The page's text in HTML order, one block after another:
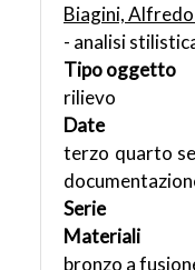
Biagini,
- analisi
Tipo oggetto
rilievo
Date
terzo quarto
Serie
Materiali
bronzo a